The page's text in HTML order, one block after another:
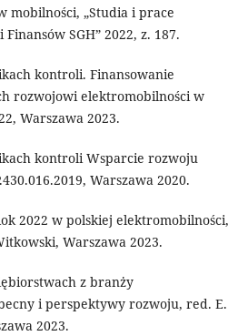
mobilności, „Studia i prace
SGH” 2022, z. 187.
kontroli. Finansowanie
rozwojowi elektromobilności w
Warszawa 2023.
kontroli Wsparcie rozwoju
Warszawa 2020.
2022 w polskiej elektromobilności,
Warszawa 2023.
z branży
i perspektywy rozwoju, red. E.
2023.